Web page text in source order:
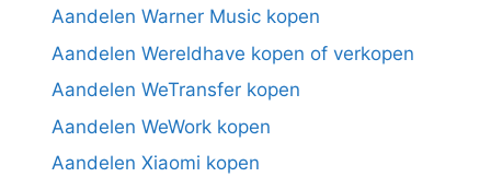
Aandelen Warner Music kopen
Aandelen Wereldhave kopen of verkopen
Aandelen WeTransfer kopen
Aandelen WeWork kopen
Aandelen Xiaomi kopen